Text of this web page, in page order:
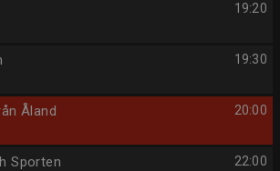
19:20
19:30
20:00
Åland
22:00
Sporten